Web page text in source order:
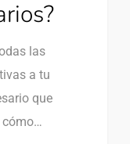
las
a tu
que
cómo…